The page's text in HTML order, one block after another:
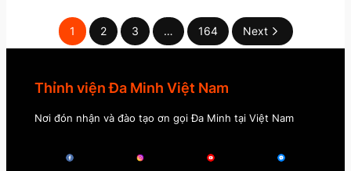
1 2 3 … 164 Next
Thỉnh viện Đa Minh Việt Nam
Nơi đón nhận và đào tạo ơn gọi Đa Minh tại Việt Nam